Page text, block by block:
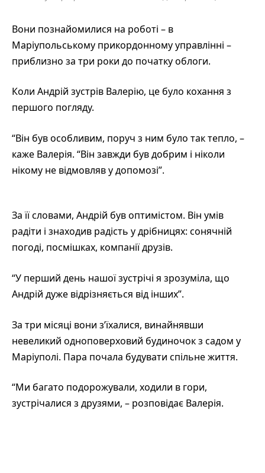
Вони познайомилися на роботі – в
Маріупольському прикордонному управлінні –
приблизно за три роки до початку облоги.
Коли Андрій зустрів Валерію, це було кохання з
першого погляду.
“Він був особливим, поруч з ним було так тепло, –
каже Валерія. “Він завжди був добрим і ніколи
нікому не відмовляв у допомозі”.
За її словами, Андрій був оптимістом. Він умів
радіти і знаходив радість у дрібницях: сонячній
погоді, посмішках, компанії друзів.
“У перший день нашої зустрічі я зрозуміла, що
Андрій дуже відрізняється від інших”.
За три місяці вони з’їхалися, винайнявши
невеликий одноповерховий будиночок з садом у
Маріуполі. Пара почала будувати спільне життя.
“Ми багато подорожували, ходили в гори,
зустрічалися з друзями, – розповідає Валерія.